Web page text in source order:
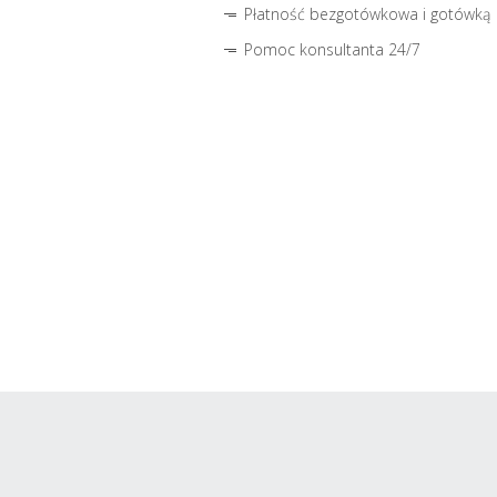
Płatność bezgotówkowa i gotówką
Pomoc konsultanta 24/7